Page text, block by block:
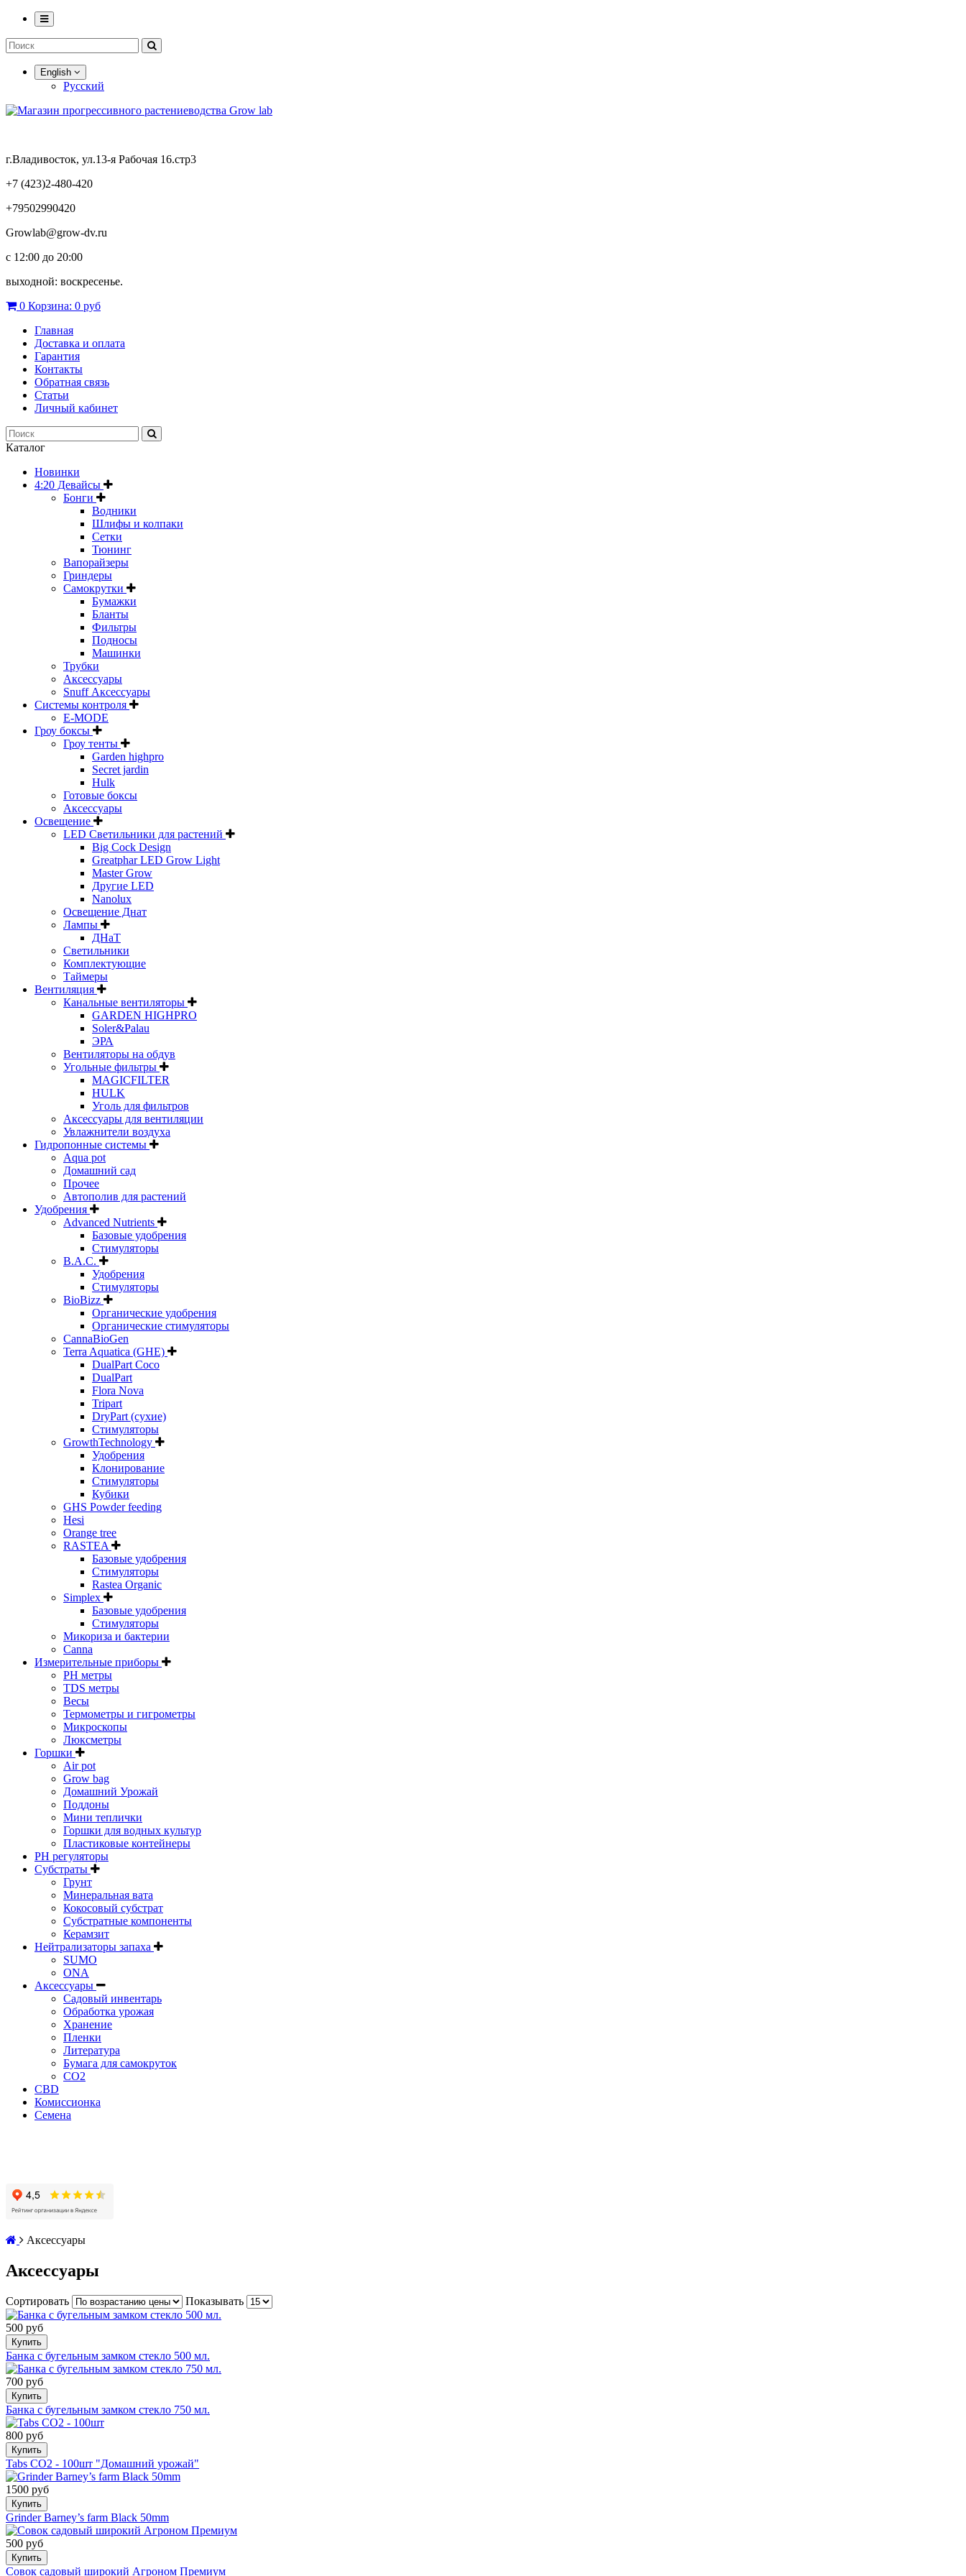
English
Русский
г.Владивосток, ул.13-я Рабочая 16.стр3
+7 (423)2-480-420
+79502990420
Growlab@grow-dv.ru
c 12:00 до 20:00
выходной: воскресенье.
0 Корзина: 0 руб
Главная
Доставка и оплата
Гарантия
Контакты
Обратная связь
Статьи
Личный кабинет
Каталог
Новинки
4:20 Девайсы
Бонги
Водники
Шлифы и колпаки
Сетки
Тюнинг
Вапорайзеры
Гриндеры
Самокрутки
Бумажки
Бланты
Фильтры
Подносы
Машинки
Трубки
Аксессуары
Snuff Аксессуары
Системы контроля
E-MODE
Гроу боксы
Гроу тенты
Garden highpro
Secret jardin
Hulk
Готовые боксы
Аксессуары
Освещение
LED Светильники для растений
Big Cock Design
Greatphar LED Grow Light
Master Grow
Другие LED
Nanolux
Освещение Днат
Лампы
ДНаТ
Светильники
Комплектующие
Таймеры
Вентиляция
Канальные вентиляторы
GARDEN HIGHPRO
Soler&Palau
ЭРА
Вентиляторы на обдув
Угольные фильтры
MAGICFILTER
HULK
Уголь для фильтров
Аксессуары для вентиляции
Увлажнители воздуха
Гидропонные системы
Aqua pot
Домашний сад
Прочее
Автополив для растений
Удобрения
Advanced Nutrients
Базовые удобрения
Стимуляторы
B.A.C.
Удобрения
Стимуляторы
BioBizz
Органические удобрения
Органические стимуляторы
CannaBioGen
Terra Aquatica (GHE)
DualPart Coco
DualPart
Flora Nova
Tripart
DryPart (сухие)
Стимуляторы
GrowthTechnology
Удобрения
Клонирование
Стимуляторы
Кубики
GHS Powder feeding
Hesi
Orange tree
RASTEA
Базовые удобрения
Стимуляторы
Rastea Organic
Simplex
Базовые удобрения
Стимуляторы
Микориза и бактерии
Canna
Измерительные приборы
PH метры
TDS метры
Весы
Термометры и гигрометры
Микроскопы
Люксметры
Горшки
Air pot
Grow bag
Домашний Урожай
Поддоны
Мини теплички
Горшки для водных культур
Пластиковые контейнеры
PH регуляторы
Субстраты
Грунт
Минеральная вата
Кокосовый субстрат
Субстратные компоненты
Керамзит
Нейтрализаторы запаха
SUMO
ONA
Аксессуары
Садовый инвентарь
Обработка урожая
Хранение
Пленки
Литература
Бумага для самокруток
CO2
CBD
Комисcионка
Семена
Аксессуары
Аксессуары
Сортировать Показывать
500 руб
Купить
Банка с бугельным замком стекло 500 мл.
700 руб
Купить
Банка с бугельным замком стекло 750 мл.
800 руб
Купить
Tabs CO2 - 100шт "Домашний урожай"
1500 руб
Купить
Grinder Barney’s farm Black 50mm
500 руб
Купить
Совок садовый широкий Агроном Премиум